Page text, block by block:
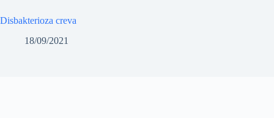
Disbakterioza creva
18/09/2021